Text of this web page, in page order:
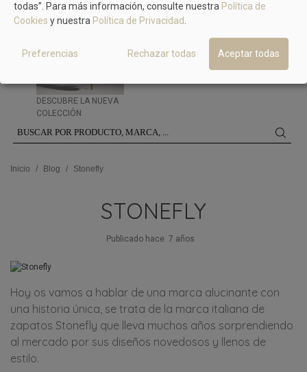
DESCUBRE LA NUEVA
COLECCIÓN
Inicio / Blog / Stonefly
STONEFLY
Publicado hace 7 años
Hoy os vamos a hablar de una marca alucinante con
una historia única, se trata de la marca italiana de
zapatos Stonefly que lleva muchos años sorprendiendo
al mercado por sus diseños novedosos y llenos de
estilo.
todas”. Para más información, consulte nuestra Política de
Cookies y nuestra Política de Privacidad.
Preferencias Rechazar todas Aceptar todas